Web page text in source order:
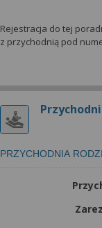
Rejestracja do tej
z przychodnią pod
PRZYCHODNIA